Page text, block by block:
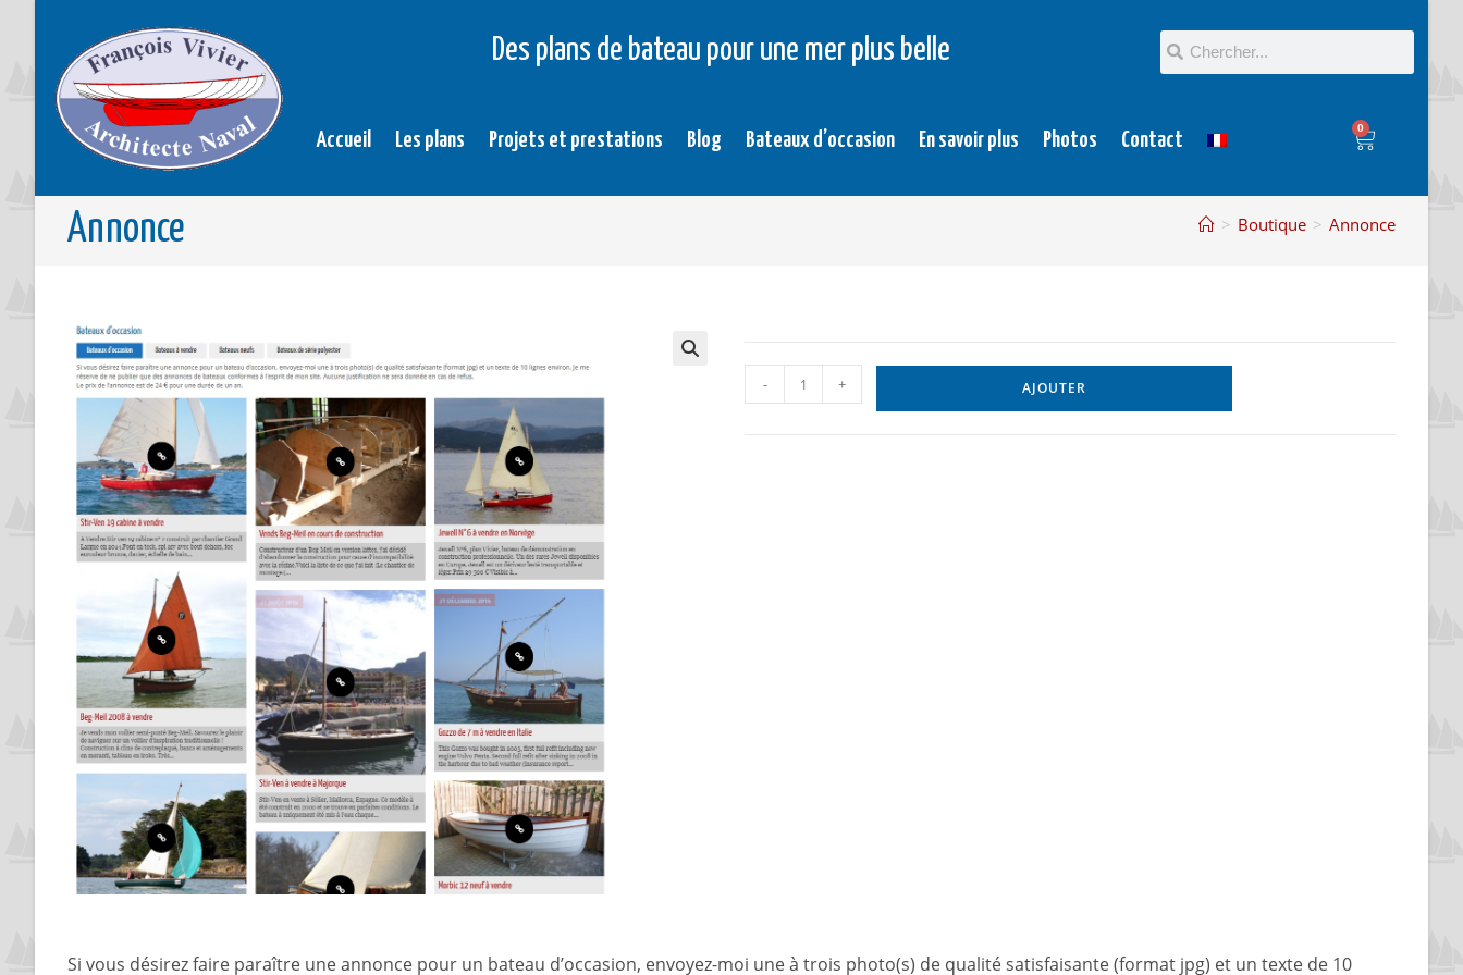
Des plans de bateau pour une mer plus belle
Accueil Les plans Projets et prestations Blog Bateaux d’occasion En savoir plus Photos Contact
0
Annonce > Boutique > Annonce
- + AJOUTER
Si vous désirez faire paraître une annonce pour un bateau d’occasion, envoyez-moi une à trois photo(s) de qualité satisfaisante (format jpg) et un texte de 10